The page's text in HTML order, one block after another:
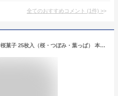
全てのおすすめコメント (1件) >
葛菓子 葛 本葛 吉野葛 吉野桜菓子 25枚入（桜・つぼみ・葉っぱ） 本家 舟形家 抹茶 国産 奈良 吉野 手土産 御供 日持ち 常温 お供え 人気 仏事 法事 粗供養ギフト母の日 ギフト 花以外 プレゼント お返し 母の日 父の日